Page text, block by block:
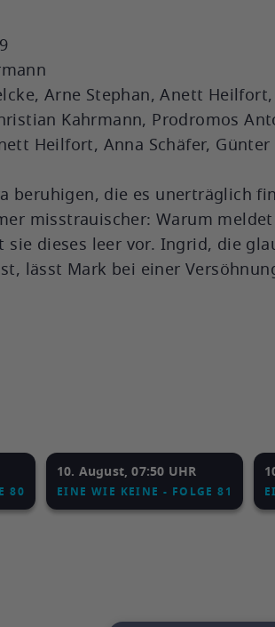
Arne Stephan, Anett
Kahrmann, Prodromos
Heilfort, Anna Schäfer,
beruhigen, die es unerträglich
misstrauischer: Warum
dieses leer vor. Ingrid, die
lässt Mark bei einer
80
10. August, 07:50 UHR
EINE WIE KEINE - FOLGE 81